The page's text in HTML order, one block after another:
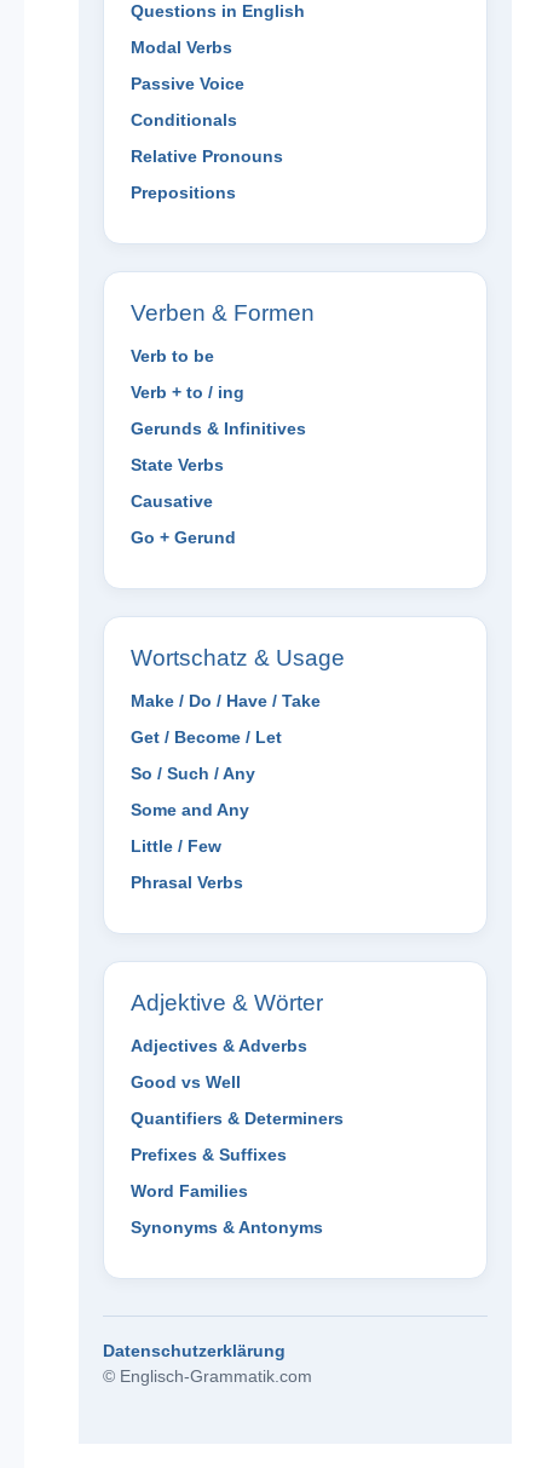
Questions in English
Modal Verbs
Passive Voice
Conditionals
Relative Pronouns
Prepositions
Verben & Formen
Verb to be
Verb + to / ing
Gerunds & Infinitives
State Verbs
Causative
Go + Gerund
Wortschatz & Usage
Make / Do / Have / Take
Get / Become / Let
So / Such / Any
Some and Any
Little / Few
Phrasal Verbs
Adjektive & Wörter
Adjectives & Adverbs
Good vs Well
Quantifiers & Determiners
Prefixes & Suffixes
Word Families
Synonyms & Antonyms
Datenschutzerklärung
© Englisch-Grammatik.com